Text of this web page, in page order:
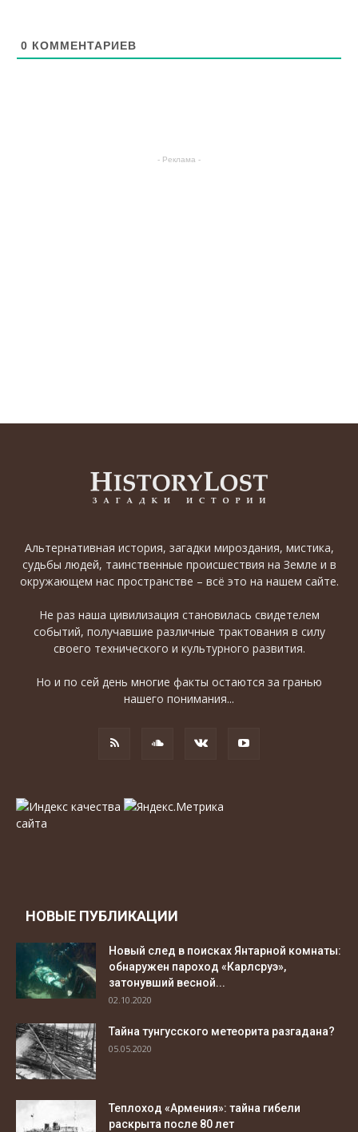
0 КОММЕНТАРИЕВ
- Реклама -
Альтернативная история, загадки мироздания, мистика,
судьбы людей, таинственные происшествия на Земле и в
окружающем нас пространстве – всё это на нашем сайте.
Не раз наша цивилизация становилась свидетелем
событий, получавшие различные трактования в силу
своего технического и культурного развития.
Но и по сей день многие факты остаются за гранью
нашего понимания...
НОВЫЕ ПУБЛИКАЦИИ
Новый след в поисках Янтарной комнаты:
обнаружен пароход «Карлсруэ»,
затонувший весной...
02.10.2020
Тайна тунгусского метеорита разгадана?
05.05.2020
Теплоход «Армения»: тайна гибели
раскрыта после 80 лет